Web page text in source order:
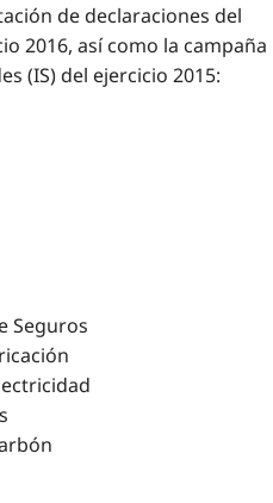
de declaraciones del
2016, así como la campaña
(IS) del ejercicio 2015:
Seguros